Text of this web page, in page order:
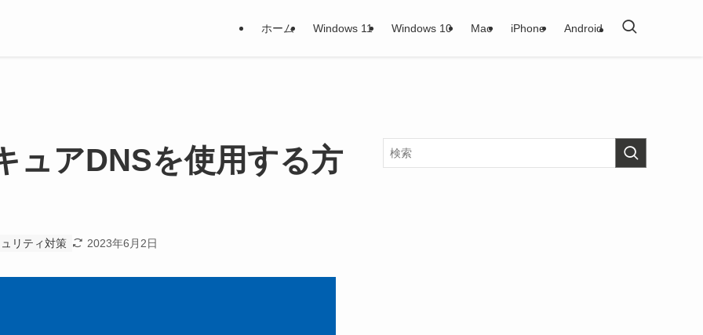
ホーム Windows 11 Windows 10 Mac iPhone Android
ュアDNSを使用する方
リティ対策 2023年6月2日